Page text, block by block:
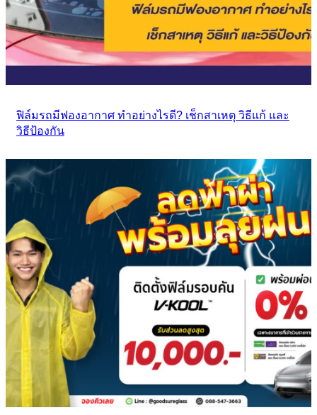
ฟิล์มรถมีฟองอากาศ ทำอย่างไรดี? เช็กสาเหตุ วิธีแก้ และ
วิธีป้องกัน